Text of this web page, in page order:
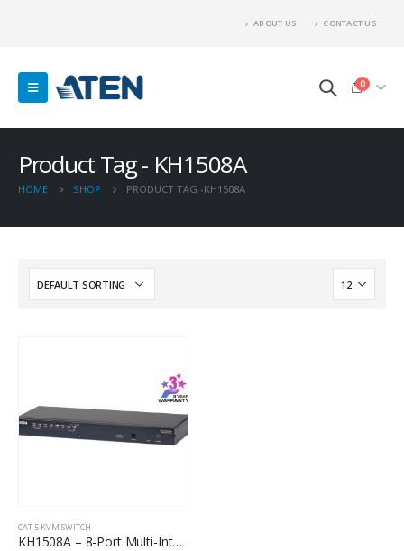
ABOUT US CONTACT US
0
Product Tag - KH1508A
HOME SHOP PRODUCT TAG -KH1508A
CAT 5 KVM SWITCH
KH1508A – 8-Port Multi-Interface (DisplayPort, HDMI, DVI, VGA) Cat 5 KVM Switch